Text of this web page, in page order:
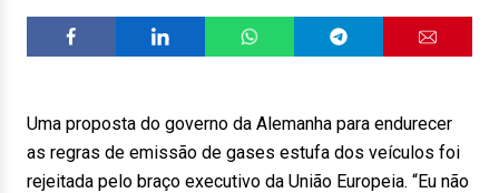
Uma proposta do governo da Alemanha para endurecer
as regras de emissão de gases estufa dos veículos foi
rejeitada pelo braço executivo da União Europeia. “Eu não